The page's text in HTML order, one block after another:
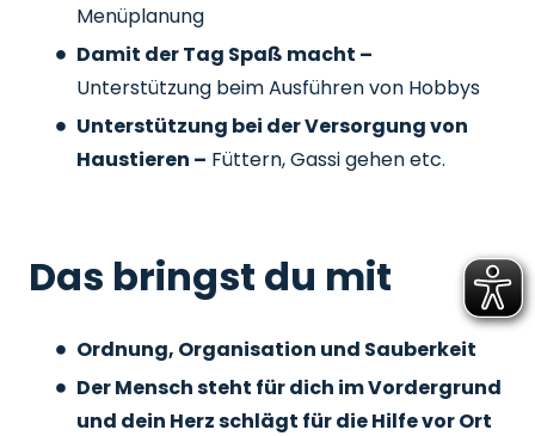
Menüplanung
Damit der Tag Spaß macht –
Unterstützung beim Ausführen von Hobbys
Unterstützung bei der Versorgung von
Haustieren – Füttern, Gassi gehen etc.
Das bringst du mit
Ordnung, Organisation und Sauberkeit
Der Mensch steht für dich im Vordergrund
und dein Herz schlägt für die Hilfe vor Ort